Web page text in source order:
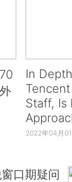
In
Staff, Is
2022年04月01
口期疑问